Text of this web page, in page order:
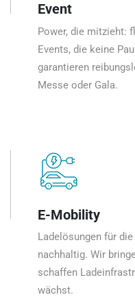
Event
Power, die mitzieht:
Events, die keine
garantieren
Messe oder Gala.
E-Mobility
Ladelösungen für
nachhaltig. Wir
schaffen
wächst.